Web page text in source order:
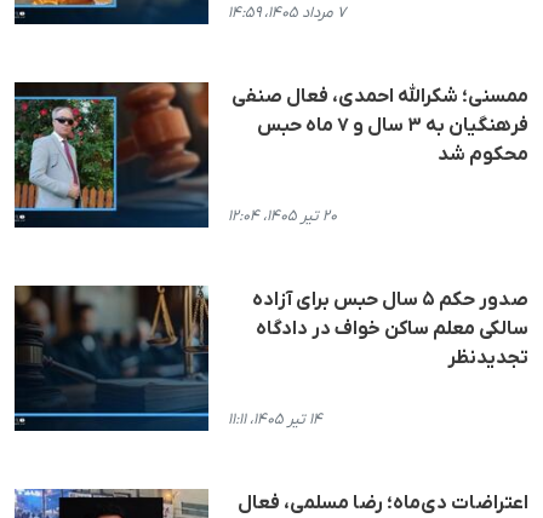
۷ مرداد ۱۴۰۵، ۱۴:۵۹
ممسنی؛ شکرالله احمدی، فعال صنفی
فرهنگیان به ۳ سال و ۷ ماه حبس
محکوم شد
۲۰ تیر ۱۴۰۵، ۱۲:۰۴
صدور حکم ۵ سال حبس برای آزاده
سالکی معلم ساکن خواف در دادگاه
تجدیدنظر
۱۴ تیر ۱۴۰۵، ۱۱:۱۱
اعتراضات دی‌ماه؛ رضا مسلمی، فعال